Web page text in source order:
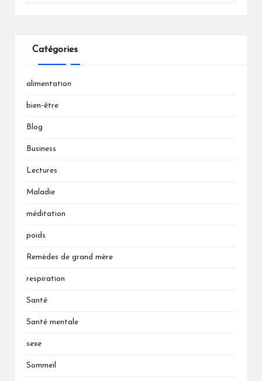
Catégories
alimentation
bien-être
Blog
Business
Lectures
Maladie
méditation
poids
Remèdes de grand mère
respiration
Santé
Santé mentale
sexe
Sommeil